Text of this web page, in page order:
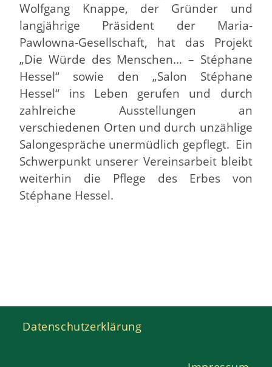
Wolfgang Knappe, der Gründer und
langjährige Präsident der Maria-
Pawlowna-Gesellschaft, hat das Projekt
„Die Würde des Menschen… – Stéphane
Hessel“ sowie den „Salon Stéphane
Hessel“ ins Leben gerufen und durch
zahlreiche Ausstellungen an
verschiedenen Orten und durch unzählige
Salongespräche unermüdlich gepflegt. Ein
Schwerpunkt unserer Vereinsarbeit bleibt
weiterhin die Pflege des Erbes von
Stéphane Hessel.
Datenschutzerklärung